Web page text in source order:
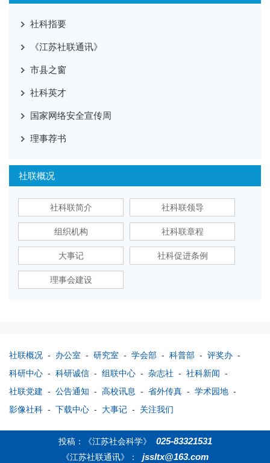
社科指要
《江苏社联通讯》
市县之窗
社科英才
国家网络安全宣传周
理事荐书
社联概况
社科联简介 社科联领导
组织机构 社科联章程
大事记 社科促进条例
理事会建设
社联概况 - 办公室 - 研究室 - 学会部 - 科普部 - 评奖办 -
科研中心 - 科研诚信 - 组联中心 - 杂志社 - 社科新闻 -
社联党建 - 公告通知 - 高校讯息 - 省外传真 - 学术园地 -
影像社科 - 下载中心 - 大事记 - 关注我们
投稿：《江苏社会科学》 025-83321531
《江苏社联通讯》： jssltx@163.com